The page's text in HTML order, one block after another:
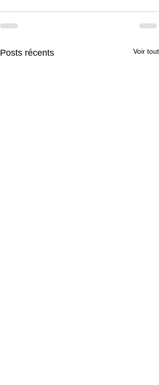
Posts récents Voir tout